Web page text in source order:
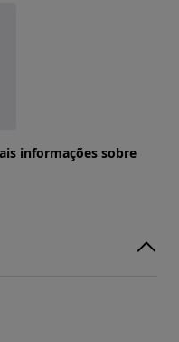
informações sobre